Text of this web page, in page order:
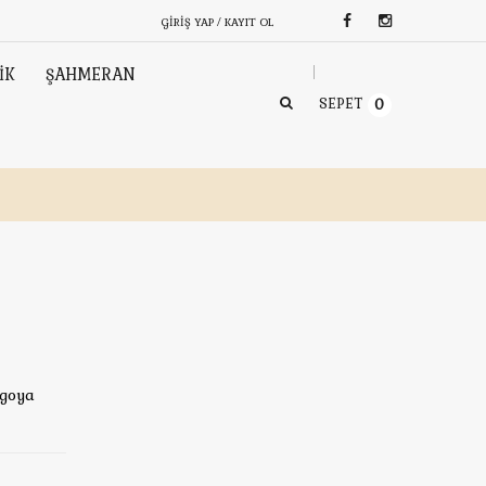
GIRIŞ YAP / KAYIT OL
ŞAHMERAN
SEPET 0